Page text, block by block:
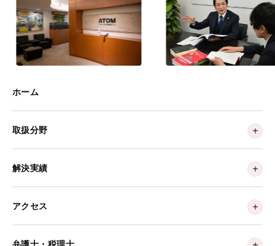
ホーム
取扱分野
解決実績
アクセス